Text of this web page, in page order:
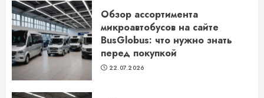
Обзор ассортимента
микроавтобусов на сайте
BusGlobus: что нужно знать
перед покупкой
22.07.2026